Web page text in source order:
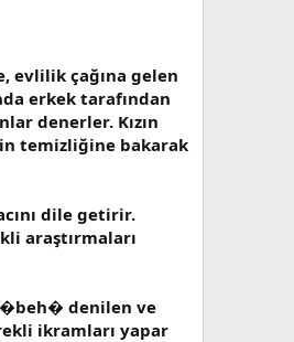
evlilik çağına gelen
erkek tarafından
denerler. Kızın
temizliğine bakarak
dile getirir.
araştırmaları
�beh� denilen ve
ikramları yapar